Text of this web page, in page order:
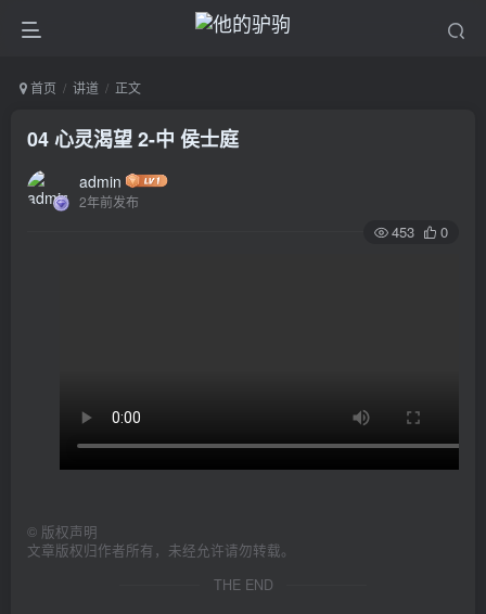
首页 讲道 正文
04 心灵渴望 2-中 侯士庭
admin
2年前发布
453 0
© 版权声明
文章版权归作者所有，未经允许请勿转载。
THE END